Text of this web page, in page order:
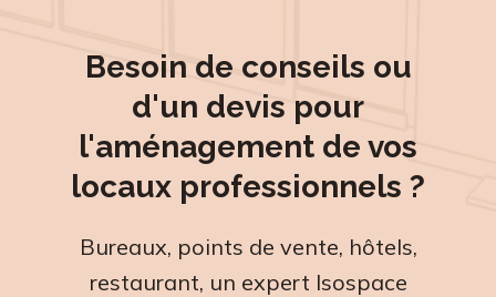
Besoin de conseils ou
d'un devis pour
l'aménagement de vos
locaux professionnels ?
Bureaux, points de vente, hôtels,
restaurant, un expert Isospace